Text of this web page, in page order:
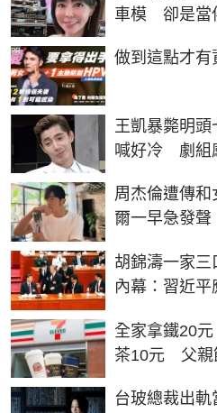
車模 卻是當
做到這點才有
PR
王凱暴斃明頭
喊好冷 劇組
周杰倫遭傳
爾一早急發
胡錦濤一家
內幕：習近
全家拿鐵20
茶10元 父親
台玻總裁出